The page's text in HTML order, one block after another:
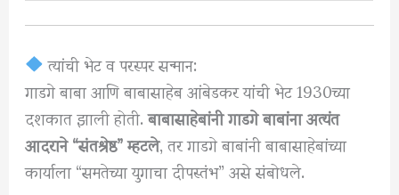
त्यांची भेट व परस्पर सन्मान:
गाडगे बाबा आणि बाबासाहेब आंबेडकर यांची भेट 1930च्या
दशकात झाली होती.बाबासाहेबांनी गाडगे बाबांना अत्यंत
आदराने “संतश्रेष्ठ” म्हटले, तर गाडगे बाबांनी बाबासाहेबांच्या
कार्याला “समतेच्या युगाचा दीपस्तंभ” असे संबोधले.